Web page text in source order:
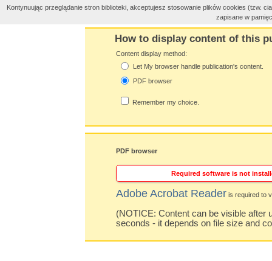
How to display content of this
Content display method:
Let My browser handle publication's content.
PDF browser
Remember my choice.
PDF browser
Required software is not
Adobe Acrobat Reader is required to
(NOTICE: Content can be visible after
seconds - it depends on file size and
Kontynuując przeglądanie stron biblioteki, akceptujesz stosowanie plików cookies
zapisane w